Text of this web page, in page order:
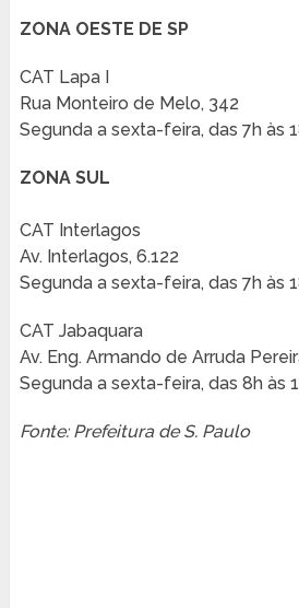
ZONA OESTE DE SP
CAT Lapa I
Rua Monteiro de Melo, 342
Segunda a sexta-feira, das 7h às
ZONA SUL
CAT Interlagos
Av. Interlagos, 6.122
Segunda a sexta-feira, das 7h às
CAT Jabaquara
Av. Eng. Armando de Arruda
Segunda a sexta-feira, das 8h às
Fonte: Prefeitura de S. Paulo